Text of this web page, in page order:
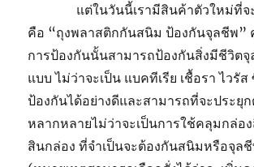
แต่ในวันนี้เรามีสินค้าตัวใหม่ที่จะ
คือ “ถุงพลาสติกกันสนิม ป้องกันจุลชีพ”
การป้องกันนั้นสามารถป้องกันสิ่งมีชีวิต
แบบ ไม่ว่าจะเป็น แบคทีเรีย เชื้อรา ไวรั
ป้องกันได้อย่างดีและสามารถที่จะประยุก
หลากหลายไม่ว่าจะเป็นการใช้คลุมกล่อ
สินกล่อง ที่จำเป็นจะต้องกันสนิมหรือจุล